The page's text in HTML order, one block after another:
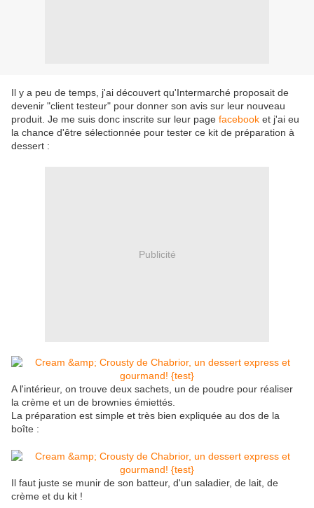
Il y a peu de temps, j'ai découvert qu'Intermarché proposait de
devenir "client testeur" pour donner son avis sur leur nouveau
produit. Je me suis donc inscrite sur leur page facebook et j'ai eu
la chance d'être sélectionnée pour tester ce kit de préparation à
dessert :
Publicité
A l'intérieur, on trouve deux sachets, un de poudre pour réaliser
la crème et un de brownies émiettés.
La préparation est simple et très bien expliquée au dos de la
boîte :
Il faut juste se munir de son batteur, d'un saladier, de lait, de
crème et du kit !